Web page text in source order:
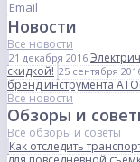
Новости
Все новости
21 декабря 2016
скидкой! 25 сентября
бренд инструмента
Все новости
Обзоры и
Все обзоры и советы
Как отследить